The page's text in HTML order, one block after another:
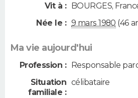
Vit à : BOURGES,
Née le : 9 mars 1980 (46
Ma vie aujourd'hui
Profession : Responsable
Situation
familiale :
célibataire